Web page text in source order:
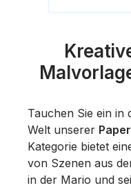
Tauchen Sie ein
Welt unserer
Kategorie bietet
von Szenen aus
in der Mario und